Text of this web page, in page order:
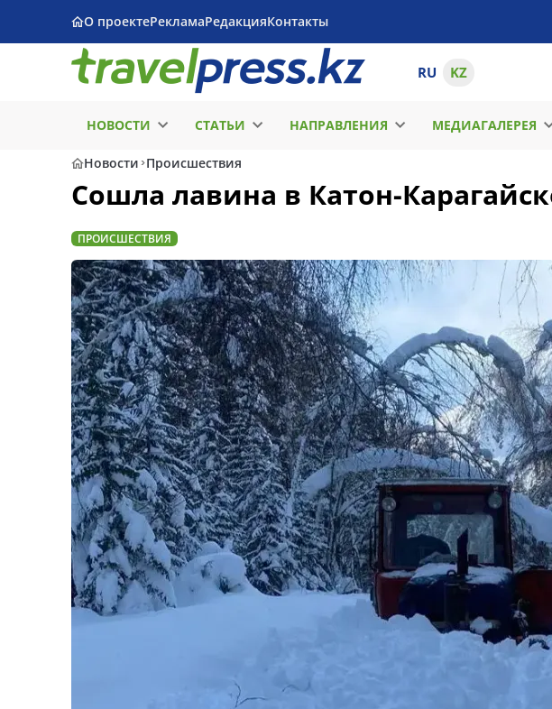
О проектеРекламаРедакцияКонтакты
RU KZ
НОВОСТИ СТАТЬИ НАПРАВЛЕНИЯ МЕДИАГАЛЕРЕЯ
Новости Происшествия
Сошла лавина в Катон-
ПРОИСШЕСТВИЯ